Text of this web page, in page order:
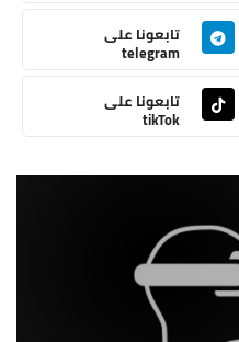
تابعونا على
telegram
تابعونا على
tikTok